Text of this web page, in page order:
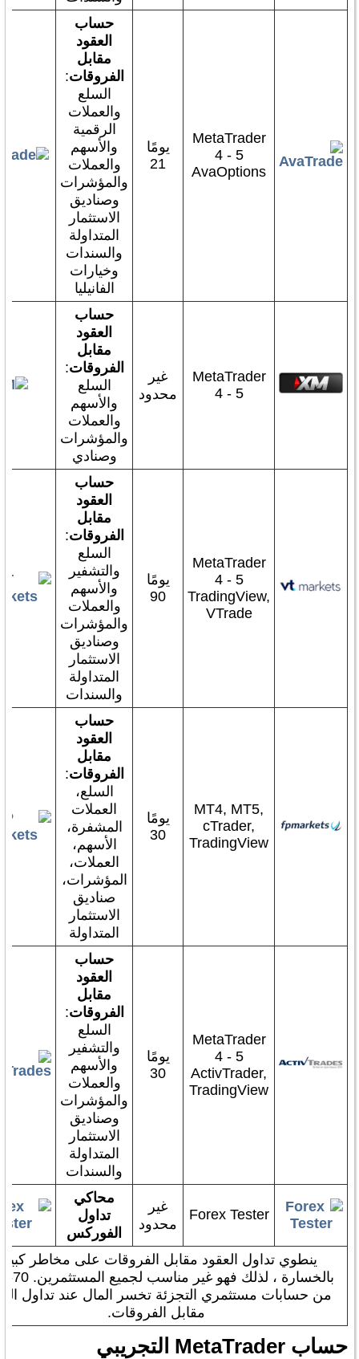
MetaTrader
4 - 5
AvaOptions
يومًا
21
حساب
العقود
مقابل
الفروقات:
السلع
والعملات
الرقمية
والأسهم
والعملات
والمؤشرات
وصناديق
الاستثمار
المتداولة
والسندات
وخيارات
الفانيليا
MetaTrader
4 - 5
غير
محدود
حساب
العقود
مقابل
الفروقات:
السلع
والأسهم
والعملات
والمؤشرات
وصنادي
MetaTrader
4 - 5
TradingView,
VTrade
يومًا
90
حساب
العقود
مقابل
الفروقات:
السلع
والتشفير
والأسهم
والعملات
والمؤشرات
وصناديق
الاستثمار
المتداولة
والسندات
MT4, MT5,
cTrader,
TradingView
يومًا
30
حساب
العقود
مقابل
الفروقات:
السلع،
العملات
المشفرة،
الأسهم،
العملات،
المؤشرات،
صناديق
الاستثمار
المتداولة
MetaTrader
4 - 5
ActivTrader,
TradingView
يومًا
30
حساب
العقود
مقابل
الفروقات:
السلع
والتشفير
والأسهم
والعملات
والمؤشرات
وصناديق
الاستثمار
المتداولة
والسندات
Forex Tester
غير
محدود
محاكي
تداول
الفوركس
ينطوي تداول العقود مقابل الفروقات على مخاطر
من حسابات مستثمري التجزئة تخسر المال عند تداول
مقابل الفروقات.
حساب MetaTrader التجريبي